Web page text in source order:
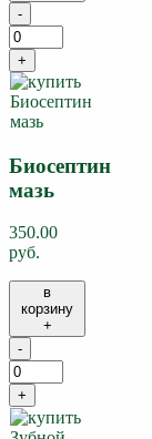
-
+
Биосептин
мазь
350.00
руб.
в
корзину
+
-
+